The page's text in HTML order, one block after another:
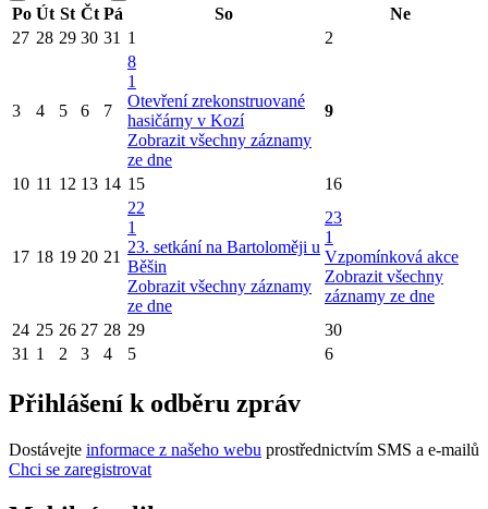
Po Út St Čt Pá So
Ne
27 28 29 30 31 1 2
3 4 5 6 7
8
1
Otevření zrekonstruované
hasičárny v Kozí
Zobrazit všechny záznamy
ze dne
9
10 11 12 13 14 15 16
17 18 19 20 21
22
1
23. setkání na Bartoloměji u
Běšin
Zobrazit všechny záznamy
ze dne
23
1
Vzpomínková akce
Zobrazit všechny
záznamy ze dne
24 25 26 27 28 29
30
31 1 2 3 4 5 6
Přihlášení k odběru zpráv
Dostávejte informace z našeho webu prostřednictvím SMS a e-mailů
Chci se zaregistrovat